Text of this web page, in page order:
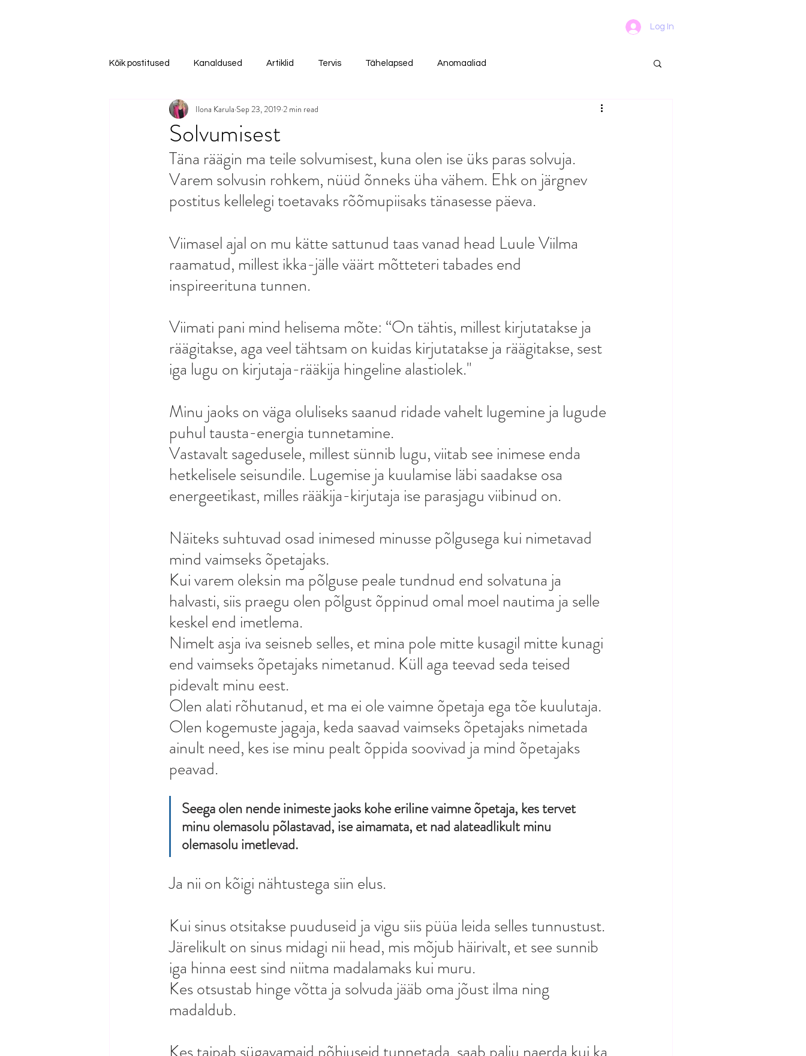
Log In
Kõik postitused Kanaldused Artiklid Tervis Tähelapsed Anomaaliad
Solvumisest
Ilona Karula Sep 23, 2019 2 min read
Täna räägin ma teile solvumisest, kuna olen ise üks paras solvuja.
Varem solvusin rohkem, nüüd õnneks üha vähem. Ehk on järgnev
postitus kellelegi toetavaks rõõmupiisaks tänasesse päeva.
Viimasel ajal on mu kätte sattunud taas vanad head Luule Viilma
raamatud, millest ikka-jälle väärt mõtteteri tabades end
inspireerituna tunnen.
Viimati pani mind helisema mõte: “On tähtis, millest kirjutatakse ja
räägitakse, aga veel tähtsam on kuidas kirjutatakse ja räägitakse, sest
iga lugu on kirjutaja-rääkija hingeline alastiolek."
Minu jaoks on väga oluliseks saanud ridade vahelt lugemine ja lugude
puhul tausta-energia tunnetamine.
Vastavalt sagedusele, millest sünnib lugu, viitab see inimese enda
hetkelisele seisundile. Lugemise ja kuulamise läbi saadakse osa
energeetikast, milles rääkija-kirjutaja ise parasjagu viibinud on.
Näiteks suhtuvad osad inimesed minusse põlgusega kui nimetavad
mind vaimseks õpetajaks.
Kui varem oleksin ma põlguse peale tundnud end solvatuna ja
halvasti, siis praegu olen põlgust õppinud omal moel nautima ja selle
keskel end imetlema.
Nimelt asja iva seisneb selles, et mina pole mitte kusagil mitte kunagi
end vaimseks õpetajaks nimetanud. Küll aga teevad seda teised
pidevalt minu eest.
Olen alati rõhutanud, et ma ei ole vaimne õpetaja ega tõe kuulutaja.
Olen kogemuste jagaja, keda saavad vaimseks õpetajaks nimetada
ainult need, kes ise minu pealt õppida soovivad ja mind õpetajaks
peavad.
Seega olen nende inimeste jaoks kohe eriline vaimne õpetaja, kes tervet
minu olemasolu põlastavad, ise aimamata, et nad alateadlikult minu
olemasolu imetlevad.
Ja nii on kõigi nähtustega siin elus.
Kui sinus otsitakse puuduseid ja vigu siis püüa leida selles tunnustust.
Järelikult on sinus midagi nii head, mis mõjub häirivalt, et see sunnib
iga hinna eest sind niitma madalamaks kui muru.
Kes otsustab hinge võtta ja solvuda jääb oma jõust ilma ning
madaldub.